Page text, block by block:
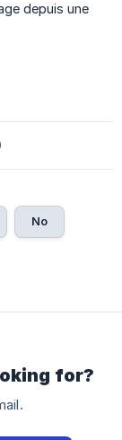
depuis une
No
for?